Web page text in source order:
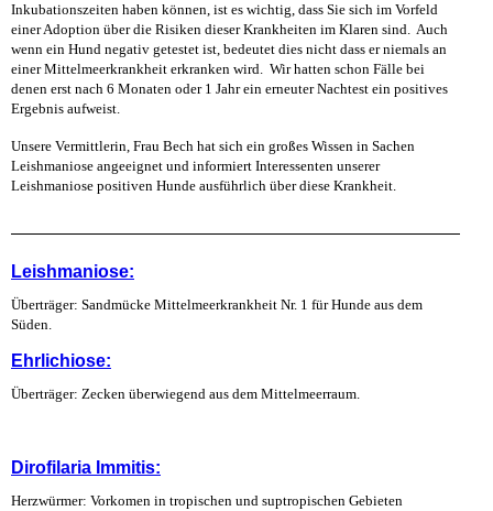
Inkubationszeiten haben können, ist es wichtig, dass Sie sich im Vorfeld
einer Adoption über die Risiken dieser Krankheiten im Klaren sind. Auch
wenn ein Hund negativ getestet ist, bedeutet dies nicht dass er niemals an
einer Mittelmeerkrankheit erkranken wird. Wir hatten schon Fälle bei
denen erst nach 6 Monaten oder 1 Jahr ein erneuter Nachtest ein positives
Ergebnis aufweist.
Unsere Vermittlerin, Frau Bech hat sich ein großes Wissen in Sachen
Leishmaniose angeeignet und informiert Interessenten unserer
Leishmaniose positiven Hunde ausführlich über diese Krankheit.
Leishmaniose:
Überträger: Sandmücke Mittelmeerkrankheit Nr. 1 für Hunde aus dem
Süden.
Ehrlichiose:
Überträger: Zecken überwiegend aus dem Mittelmeerraum.
Dirofilaria Immitis:
Herzwürmer: Vorkomen in tropischen und suptropischen Gebieten